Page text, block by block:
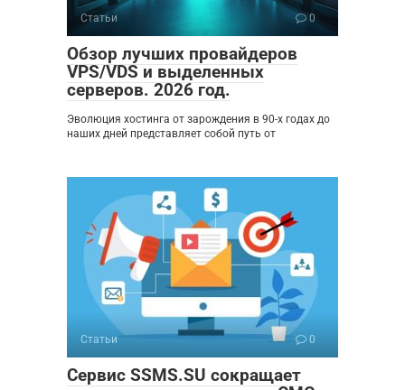
Статьи 0
Обзор лучших провайдеров
VPS/VDS и выделенных
серверов. 2026 год.
Эволюция хостинга от зарождения в 90-х годах до
наших дней представляет собой путь от
Статьи 0
Сервис SSMS.SU сокращает